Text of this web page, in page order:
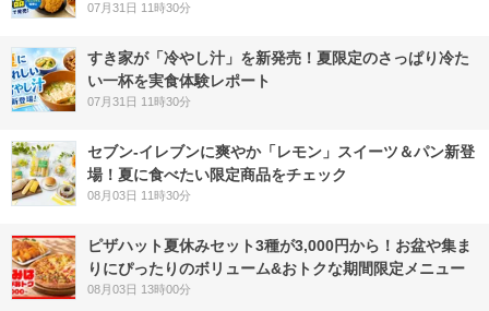
07月31日 11時30分
すき家が「冷やし汁」を新発売！夏限定のさっぱり冷た
い一杯を実食体験レポート
07月31日 11時30分
セブン‐イレブンに爽やか「レモン」スイーツ＆パン新登
場！夏に食べたい限定商品をチェック
08月03日 11時30分
ピザハット夏休みセット3種が3,000円から！お盆や集ま
りにぴったりのボリューム&おトクな期間限定メニュー
08月03日 13時00分